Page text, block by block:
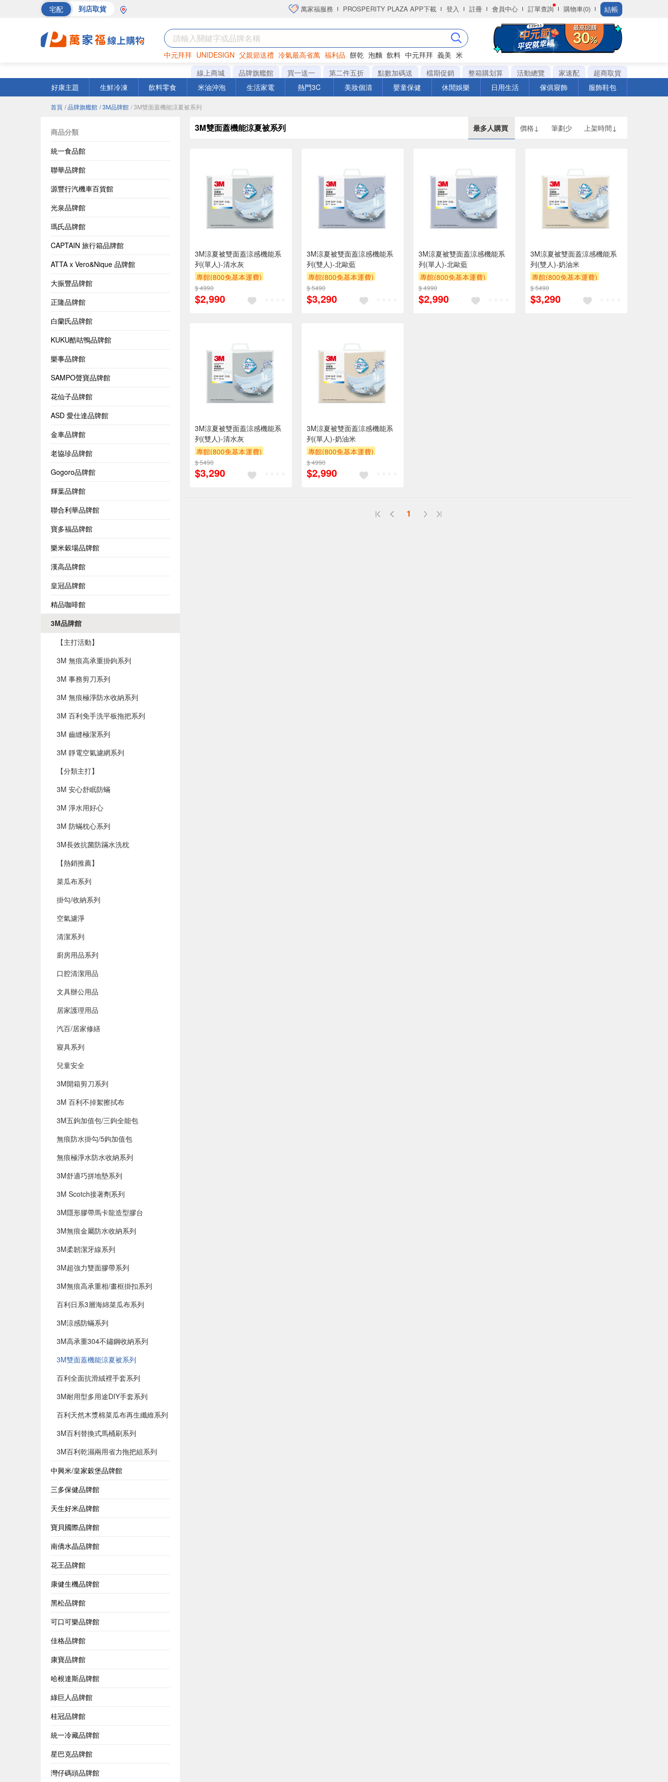
宅配 到店取貨 萬家福服務 PROSPERITY PLAZA APP下載 登入 註冊 會員中心 訂單查詢 購物車(0) 結帳
中元拜拜 UNIDESIGN 父親節送禮 冷氣最高省萬 福利品 餅乾 泡麵 飲料 中元拜拜 義美 米
巧克力 罐頭 衛生紙
線上商城 品牌旗艦館 買一送一 第二件五折 點數加碼送 檔期促銷 整箱購划算 活動總覽 家速配
超商取貨
好康主題
生鮮冷凍 飲料零食 米油沖泡 生活家電 熱門3C 美妝個清 嬰童保健 休閒娛樂 日用生活 傢俱寢飾 服飾鞋包
首頁 / 品牌旗艦館 / 3M品牌館 / 3M雙面蓋機能涼夏被系列
商品分類
統一食品館
聯華品牌館
源豐行汽機車百貨館
光泉品牌館
瑪氏品牌館
CAPTAIN 旅行箱品牌館
ATTA x Vero&Nique 品牌館
大振豐品牌館
正隆品牌館
白蘭氏品牌館
KUKU酷咕鴨品牌館
樂事品牌館
SAMPO聲寶品牌館
花仙子品牌館
ASD 愛仕達品牌館
金車品牌館
老協珍品牌館
Gogoro品牌館
輝葉品牌館
聯合利華品牌館
寶多福品牌館
樂米穀場品牌館
漢高品牌館
皇冠品牌館
精品咖啡館
3M品牌館
【主打活動】
3M 無痕高承重掛鉤系列
3M 事務剪刀系列
3M 無痕極淨防水收納系列
3M 百利免手洗平板拖把系列
3M 齒縫極潔系列
3M 靜電空氣濾網系列
【分類主打】
3M 安心舒眠防蟎
3M 淨水用好心
3M 防蟎枕心系列
3M長效抗菌防蹣水洗枕
【熱銷推薦】
菜瓜布系列
掛勾/收納系列
空氣濾淨
清潔系列
廚房用品系列
口腔清潔用品
文具辦公用品
居家護理用品
汽百/居家修繕
寢具系列
兒童安全
3M開箱剪刀系列
3M 百利不掉絮擦拭布
3M五鉤加值包/三鉤全能包
無痕防水掛勾/5鉤加值包
無痕極淨水防水收納系列
3M舒適巧拼地墊系列
3M Scotch接著劑系列
3M隱形膠帶馬卡龍造型膠台
3M無痕金屬防水收納系列
3M柔韌潔牙線系列
3M超強力雙面膠帶系列
3M無痕高承重相/畫框掛扣系列
百利日系3層海綿菜瓜布系列
3M涼感防蟎系列
3M高承重304不鏽鋼收納系列
3M雙面蓋機能涼夏被系列
百利全面抗滑絨裡手套系列
3M耐用型多用途DIY手套系列
百利天然木漿棉菜瓜布再生纖維系列
3M百利替換式馬桶刷系列
3M百利乾濕兩用省力拖把組系列
中興米/皇家穀堡品牌館
三多保健品牌館
天生好米品牌館
寶貝國際品牌館
南僑水晶品牌館
花王品牌館
康健生機品牌館
黑松品牌館
可口可樂品牌館
佳格品牌館
康寶品牌館
哈根達斯品牌館
綠巨人品牌館
桂冠品牌館
統一冷藏品牌館
星巴克品牌館
灣仔碼頭品牌館
3M雙面蓋機能涼夏被系列 最多人購買 價格↓ 筆劃少 上架時間↓
3M涼夏被雙面蓋涼感機能系
列(單人)-清水灰
專館(800免基本運費)
贈$200
$ 4990
$2,990
3M涼夏被雙面蓋涼感機能系
列(雙人)-北歐藍
專館(800免基本運費)
贈$200
$ 5490
$3,290
3M涼夏被雙面蓋涼感機能系
列(單人)-北歐藍
專館(800免基本運費)
贈$200
$ 4990
$2,990
3M涼夏被雙面蓋涼感機能系
列(雙人)-奶油米
專館(800免基本運費)
贈$200
$ 5490
$3,290
3M涼夏被雙面蓋涼感機能系
列(雙人)-清水灰
專館(800免基本運費)
贈$200
$ 5490
$3,290
3M涼夏被雙面蓋涼感機能系
列(單人)-奶油米
專館(800免基本運費)
贈$200
$ 4990
$2,990
1